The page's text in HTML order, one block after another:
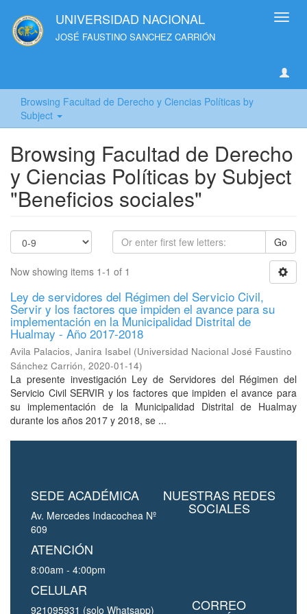
UNIVERSIDAD NACIONAL
JOSÉ FAUSTINO SANCHEZ CARRIÓN
Browsing Facultad de Derecho y Ciencias Políticas by
Subject
Browsing Facultad de Derecho
y Ciencias Políticas by Subject
"Beneficios sociales"
Go
Now showing items 1-1 of 1
Ley de servidores del Régimen del Servicio Civil,
Servir y los factores que impiden el avance para su
implementación en la Municipalidad Distrital de
Hualmay - Año 2017-2018
Avila Palacios, Janira Isabel (Universidad Nacional José Faustino
Sánchez Carrión, 2020-01-14)
La presente investigación Ley de Servidores del Régimen del
Servicio Civil SERVIR y los factores que impiden el avance para
su implementación de la Municipalidad Distrital de Hualmay
durante los años 2017 y 2018, se ...
SEDE ACADÉMICA
Av. Mercedes Indacochea Nº
609
ATENCIÓN
8:00am - 4:00pm
CELULAR
921095931 (solo Whatsapp)
NUESTRAS REDES
SOCIALES
CORREO